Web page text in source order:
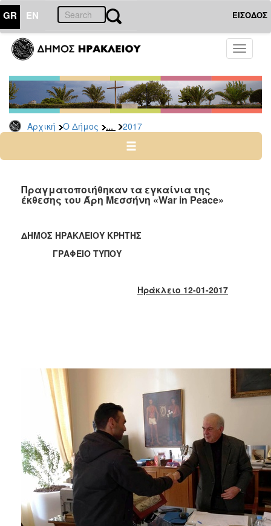
GR EN ΕΙΣΟΔΟΣ
Toggle
Αρχική Ο Δήμος ... 2017
ΔΗΜΟΣ
Δελτία
Τύπου
Αρχείο
2026
2024
2022
2020
2019
2011
2010
2006
ΠΟΛΙΤΙΣΜΟΣ
Πραγματοποιήθηκαν τα εγκαίνια της
έκθεσης του Άρη Μεσσήνη «War in Peace»
ΔΗΜΟΣ ΗΡΑΚΛΕΙΟΥ ΚΡΗΤΗΣ
ΓΡΑΦΕΙΟ ΤΥΠΟΥ
Ηράκλειο 12-01-2017